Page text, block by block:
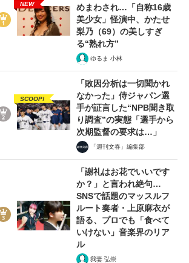
4/28
NEW
めまわされ…「自称16歳
美少女」怪演中、かたせ
梨乃（69）の美しすぎ
る“熟れ方”
ゆるま 小林
SCOOP!
「敗因分析は一切聞かれ
なかった」侍ジャパン選
手が証言した“NPB聞き取
り調査”の実態「選手から
次期監督の要求は…」
「週刊文春」編集部
「謝礼はお花でいいです
か？」と言われ絶句…
SNSで話題のマッスルフ
ルート奏者・上原麻衣が
語る、プロでも「食べて
いけない」音楽界のリア
ル
我妻 弘崇